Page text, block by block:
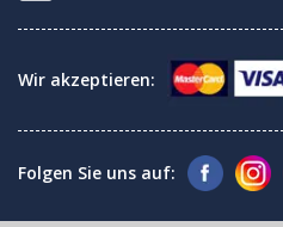
Wir akzeptieren:
Folgen Sie uns auf: